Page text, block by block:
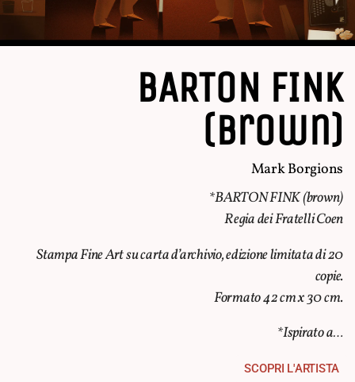
BARTON FINK
(brown)
Mark Borgions
*BARTON FINK (brown)
Regia dei Fratelli Coen
Stampa Fine Art su carta d’archivio, edizione limitata di 20
copie.
Formato 42 cm x 30 cm.
*Ispirato a…
SCOPRI L'ARTISTA